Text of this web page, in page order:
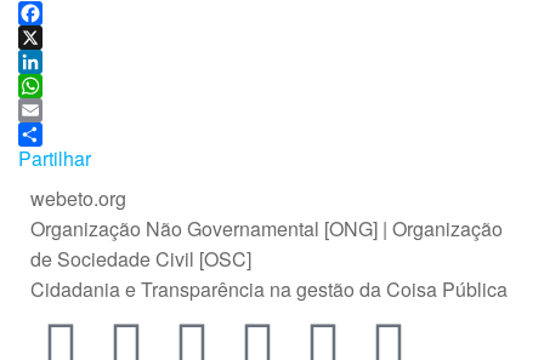
F
a
c
e
b
o
X
L
i
n
k
W
h
a
A
E
m
Partilhar
webeto.org
Organização Não Governamental [ONG] | Organização
de Sociedade Civil [OSC]
Cidadania e Transparência na gestão da Coisa Pública